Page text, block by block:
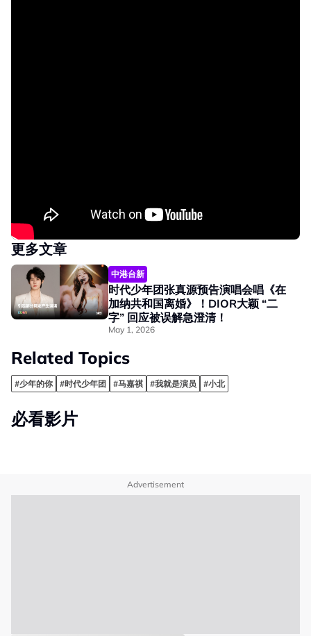
更多文章
中港台新
时代少年团张真源预告演唱会唱《在
加纳共和国离婚》！DIOR大颖 “二
字” 回应被误解急澄清！
May 1, 2026
Related Topics
#少年的你 #时代少年团 #马嘉祺 #我就是演员 #小北
必看影片
Advertisement